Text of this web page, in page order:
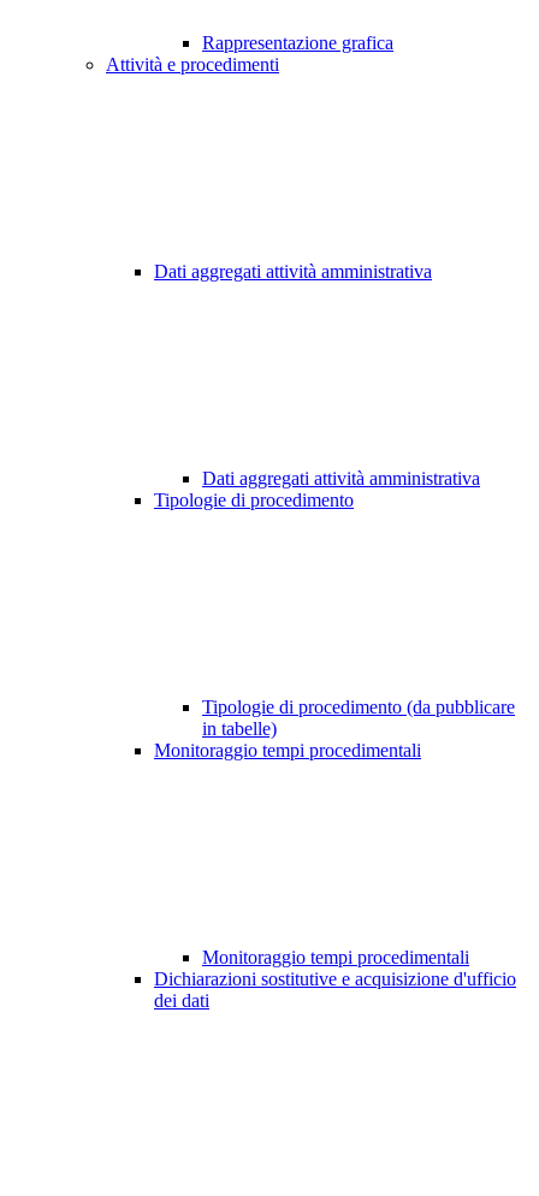
Rappresentazione grafica
Attività e procedimenti
Dati aggregati attività amministrativa
Dati aggregati attività amministrativa
Tipologie di procedimento
Tipologie di procedimento (da pubblicare
in tabelle)
Monitoraggio tempi procedimentali
Monitoraggio tempi procedimentali
Dichiarazioni sostitutive e acquisizione d'ufficio
dei dati